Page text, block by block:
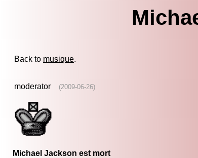
Back to musique.
moderator (2009-06-26)
Michael Jackson est mort